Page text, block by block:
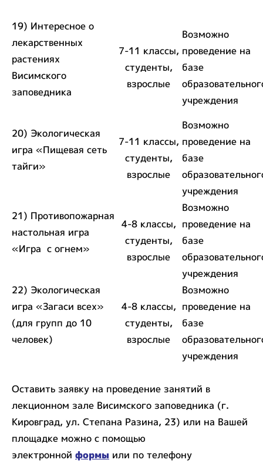
19) Интересное о
лекарственных
растениях
Висимского
заповедника
7-11 классы,
студенты,
взрослые
Возможно
проведение на
базе
учреждения
20) Экологическая
игра «Пищевая сеть
тайги»
7-11 классы,
студенты,
взрослые
Возможно
проведение на
базе
учреждения
21) Противопожарная
настольная игра
«Игра с огнем»
4-8 классы,
студенты,
взрослые
Возможно
проведение на
базе
учреждения
22) Экологическая
игра «Загаси всех»
(для групп до 10
человек)
4-8 классы,
студенты,
взрослые
Возможно
проведение на
базе
учреждения
Оставить заявку на проведение занятий в
лекционном зале Висимского заповедника (г.
Кировград, ул. Степана Разина, 23) или на Вашей
площадке можно с помощью
электронной формы или по телефону